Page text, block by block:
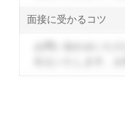
面接に受かるコツ